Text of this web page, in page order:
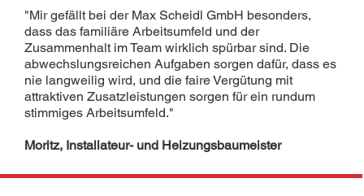
"Mir gefällt bei der Max Scheidl GmbH besonders,
dass das familiäre Arbeitsumfeld und der
Zusammenhalt im Team wirklich spürbar sind. Die
abwechslungsreichen Aufgaben sorgen dafür, dass es
nie langweilig wird, und die faire Vergütung mit
attraktiven Zusatzleistungen sorgen für ein rundum
stimmiges Arbeitsumfeld."
Moritz, Installateur- und Heizungsbaumeister